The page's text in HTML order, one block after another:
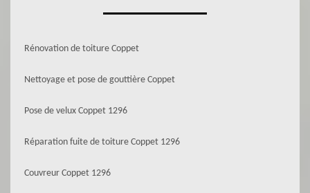
Rénovation de toiture Coppet
Nettoyage et pose de gouttière Coppet
Pose de velux Coppet 1296
Réparation fuite de toiture Coppet 1296
Couvreur Coppet 1296